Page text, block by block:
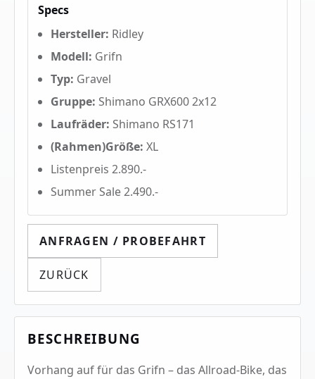
Specs
Hersteller: Ridley
Modell: Grifn
Typ: Gravel
Gruppe: Shimano GRX600 2x12
Laufräder: Shimano RS171
(Rahmen)Größe: XL
Listenpreis 2.890.-
Summer Sale 2.490.-
ANFRAGEN / PROBEFAHRT
ZURÜCK
BESCHREIBUNG
Vorhang auf für das Grifn – das Allroad-Bike, das